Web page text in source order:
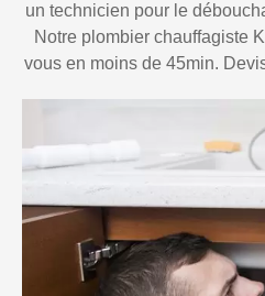
un technicien pour le
Notre plombier chauffagiste
vous en moins de 45min.